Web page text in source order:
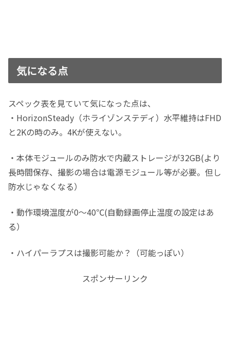
気になる点
スペック表を見ていて気になった点は、
・HorizonSteady（ホライゾンステディ）水平維持はFHD
と2Kの時のみ。4Kが使えない。
・本体モジュールのみ防水で内蔵ストレージが32GB(より
長時間保存、撮影の場合は電源モジュール等が必要。但し
防水じゃなくなる）
・動作環境温度が0〜40℃(自動録画停止温度の設定はあ
る）
・ハイパーラプスは撮影可能か？（可能っぽい）
スポンサーリンク